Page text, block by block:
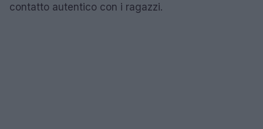
contatto autentico con i ragazzi.